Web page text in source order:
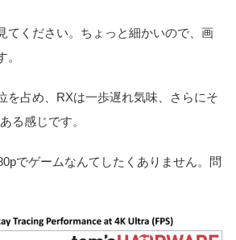
てください。ちょっと細かいので、画
を占め、RXは一歩遅れ気味、さらにそ
る感じです。
でゲームなんてしたくありません。問